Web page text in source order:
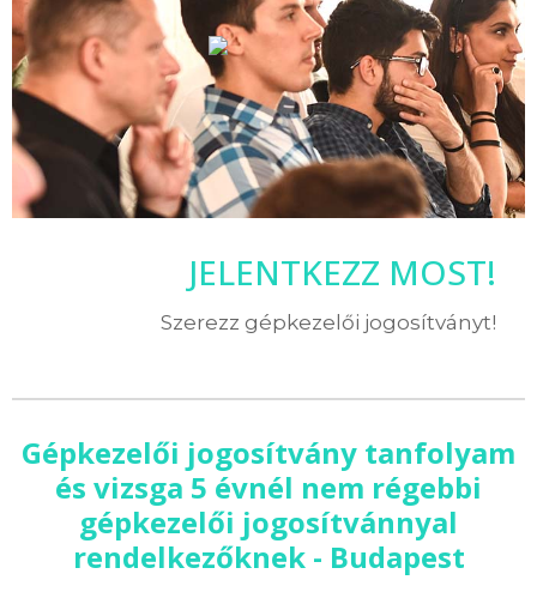
JELENTKEZZ MOST!
Szerezz gépkezelői jogosítványt!
Gépkezelői jogosítvány tanfolyam
és vizsga 5 évnél nem régebbi
gépkezelői jogosítvánnyal
rendelkezőknek - Budapest